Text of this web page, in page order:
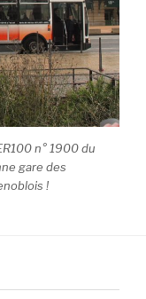
n° 1900 du
gare des
!